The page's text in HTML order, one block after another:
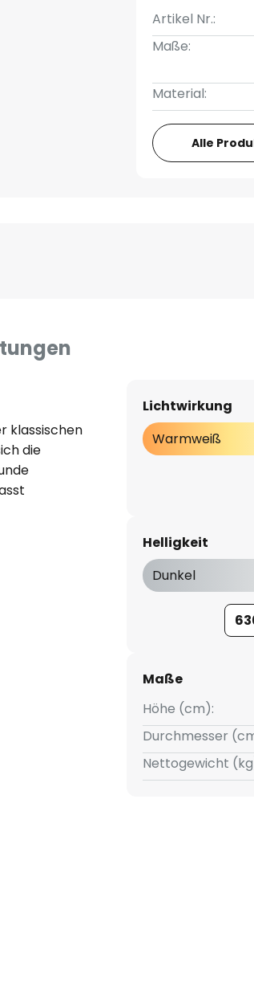
Artikel Nr.:
Maße:
Material:
Alle
klassischen
die
Wahl
mit dem
wird
Lichtwirkung
Warmweiß
Helligkeit
Dunkel
Maße
Höhe (cm):
Durchmesser
Nettogewicht